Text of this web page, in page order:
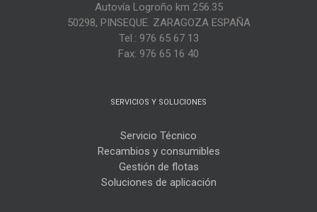
Autovía Logroño km 256.35
50298, PINSEQUE. ZARAGOZA ESPAÑA
Tel.: 976 65 67 13
Fax: 976 65 16 40
SERVICIOS Y SOLUCIONES
Servicio Técnico
Recambios y consumibles
Gestión de flotas
Soluciones de aplicación